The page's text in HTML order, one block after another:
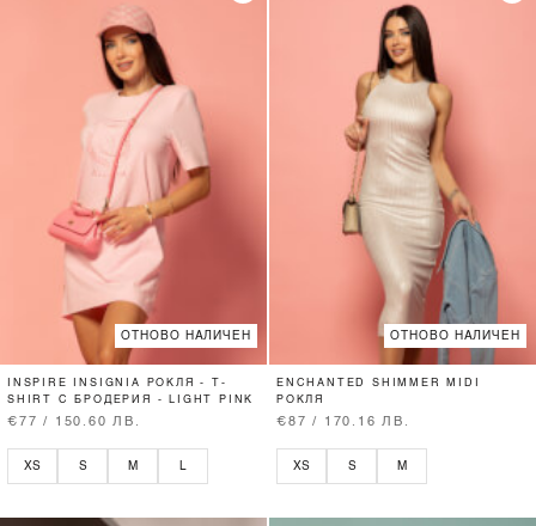
ОТНОВО НАЛИЧЕН
INSPIRE INSIGNIA РОКЛЯ - T-
SHIRT С БРОДЕРИЯ - LIGHT PINK
€77 / 150.60 ЛВ.
XS S M L
ОТНОВО НАЛИЧЕН
ENCHANTED SHIMMER MIDI
РОКЛЯ
€87 / 170.16 ЛВ.
XS S M